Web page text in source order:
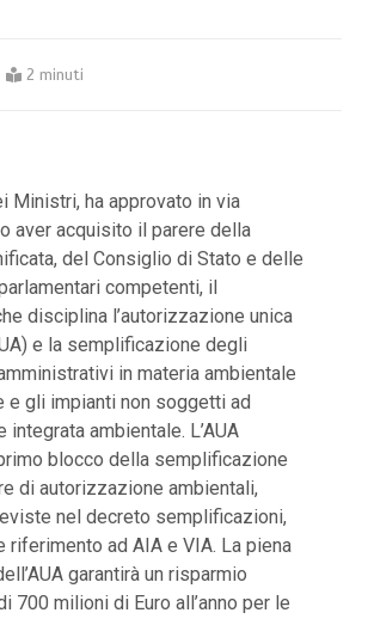
2 minuti
Ministri, ha approvato in via
aver acquisito il parere della
del Consiglio di Stato e delle
competenti, il
disciplina l’autorizzazione unica
e la semplificazione degli
in materia ambientale
e gli impianti non soggetti ad
ambientale. L’AUA
blocco della semplificazione
di autorizzazione ambientali,
nel decreto semplificazioni,
riferimento ad AIA e VIA. La piena
garantirà un risparmio
700 milioni di Euro all’anno per le